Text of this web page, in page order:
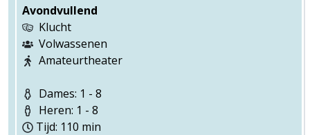
Avondvullend
Klucht
Volwassenen
Amateurtheater
Dames: 1 - 8
Heren: 1 - 8
Tijd: 110 min